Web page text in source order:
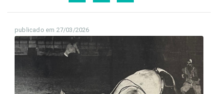
publicado em 27/03/2026